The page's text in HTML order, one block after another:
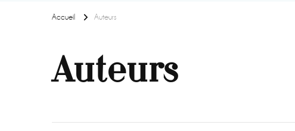
Accueil Auteurs
Auteurs